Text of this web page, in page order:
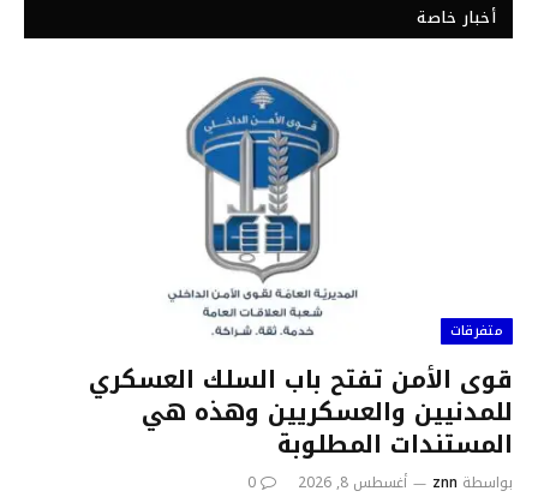
أخبار خاصة
متفرقات
قوى الأمن تفتح باب السلك العسكري
للمدنيين والعسكريين وهذه هي
المستندات المطلوبة
بواسطة znn أغسطس 8, 2026 0